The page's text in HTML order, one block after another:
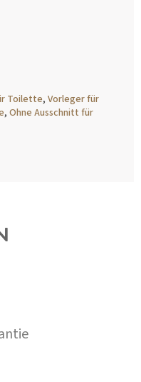
Toilette, Vorleger für
, Ohne Ausschnitt für